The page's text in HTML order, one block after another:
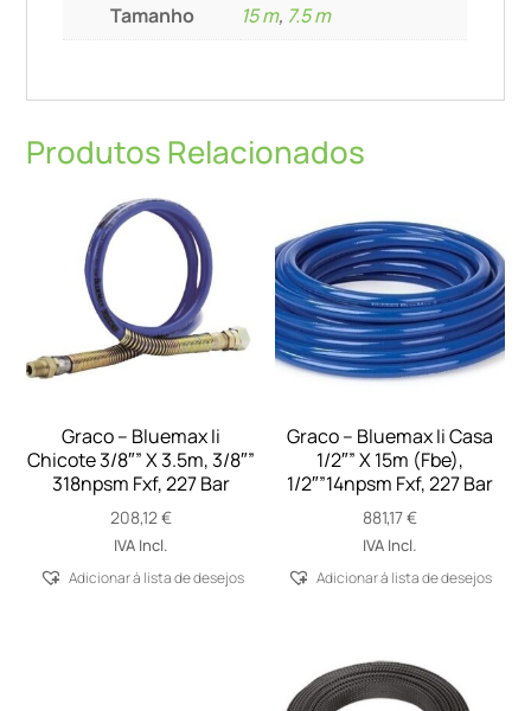
Tamanho
15 m, 7.5 m
Produtos Relacionados
Graco – Bluemax Ii
Chicote 3/8″” X 3.5m, 3/8″”
318npsm Fxf, 227 Bar
208,12€
IVA Incl.
Adicionar á lista de desejos
Graco – Bluemax Ii Casa
1/2″” X 15m (Fbe),
1/2″”14npsm Fxf, 227 Bar
881,17€
IVA Incl.
Adicionar á lista de desejos